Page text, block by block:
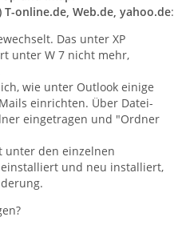
T-online.de, Web.de, yahoo.de:
Das unter XP
unter W 7 nicht mehr,
wie unter Outlook einige
einrichten. Über Datei-
eingetragen und "Ordner
unter den einzelnen
und neu installiert,